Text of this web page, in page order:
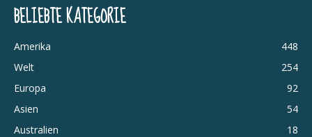
BELIEBTE KATEGORIE
Amerika
448
Welt
254
Europa
92
Asien
54
Australien
18